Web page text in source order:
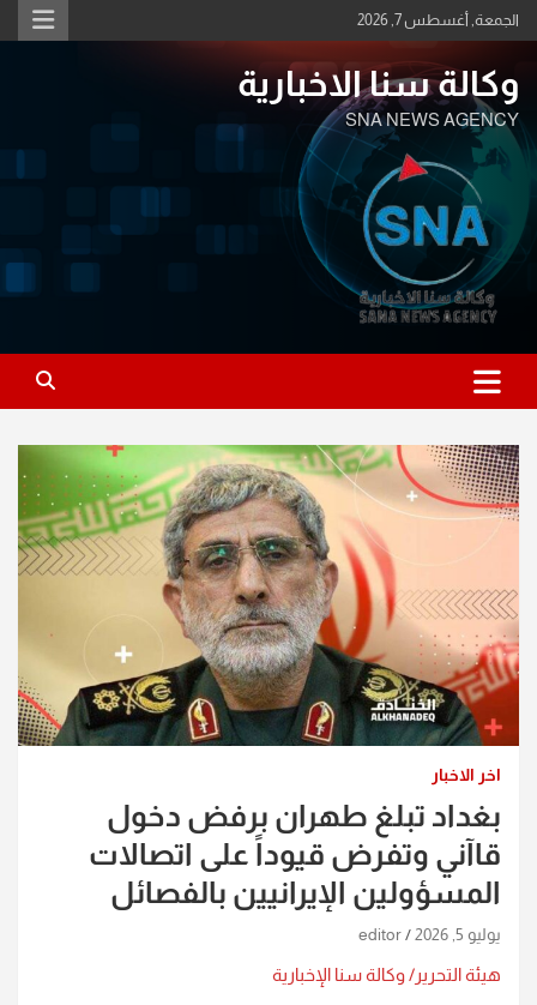
Skip
to
الجمعة, أغسطس 7, 2026
وكالة سنا الاخبارية
SNA NEWS AGENCY
اخر الاخبار
بغداد تبلغ طهران برفض دخول
قاآني وتفرض قيوداً على اتصالات
المسؤولين الإيرانيين بالفصائل
يوليو 5, 2026 editor
هيئة التحرير/ وكالة سنا الإخبارية